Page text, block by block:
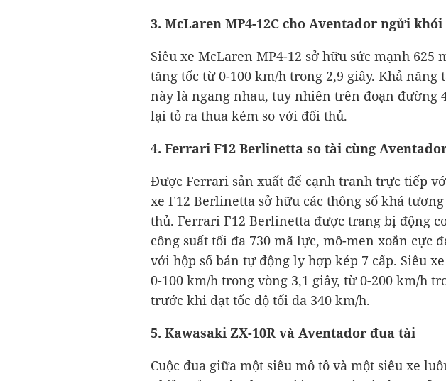
3. McLaren MP4-12C cho Aventador ngửi khói
Siêu xe McLaren MP4-12 sở hữu sức mạnh 625
tăng tốc từ 0-100 km/h trong 2,9 giây. Khả năng
này là ngang nhau, tuy nhiên trên đoạn đường
lại tỏ ra thua kém so với đối thủ.
4. Ferrari F12 Berlinetta so tài cùng
Được Ferrari sản xuất để cạnh tranh trực tiếp
xe F12 Berlinetta sở hữu các thông số khá
thủ. Ferrari F12 Berlinetta được trang bị động
công suất tối đa 730 mã lực, mô-men xoắn cực
với hộp số bán tự động ly hợp kép 7 cấp. Siêu
0-100 km/h trong vòng 3,1 giây, từ 0-200 km/h
trước khi đạt tốc độ tối đa 340 km/h.
5. Kawasaki ZX-10R và Aventador đua tài
Cuộc đua giữa một siêu mô tô và một siêu xe